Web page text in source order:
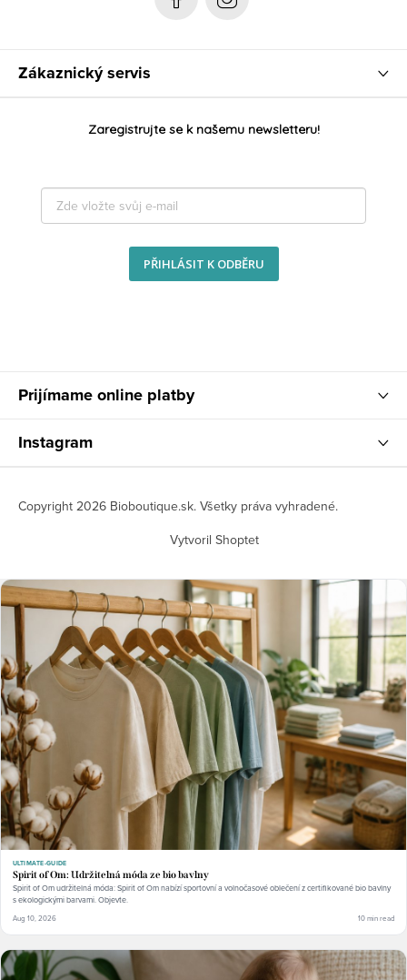
Zákaznický servis
Zaregistrujte se k našemu newsletteru!
PŘIHLÁSIT K ODBĚRU
Prijímame online platby
Instagram
Vytvoril Shoptet
Copyright 2026 Bioboutique.sk. Všetky práva vyhradené.
ULTIMATE-GUIDE
Spirit of Om: Udržitelná móda ze bio bavlny
Spirit of Om udržitelná móda: Spirit of Om nabízí sportovní a volnočasové oblečení z certifikované bio bavlny
s ekologickými barvami. Objevte.
Aug 10, 2026 10 min read